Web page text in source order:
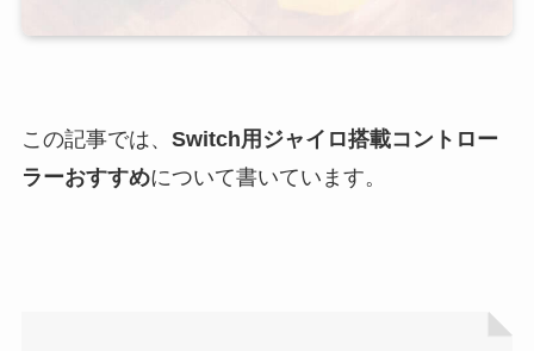
この記事では、 Switch用ジャイロ搭載コントロー
ラーおすすめについて書いています。